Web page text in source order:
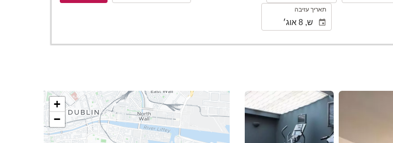
תאריך עזיבה
ראה 25 תמונות
+
−